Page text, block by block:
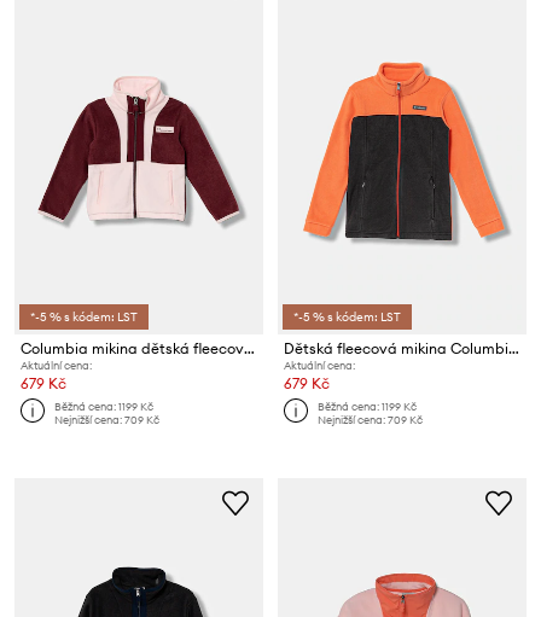
*-5 % s kódem: LST
Columbia mikina dětská fleecová Back Bowl
Aktuální cena:
679 Kč
Běžná cena:1199 Kč
Nejnižší cena:709 Kč
*-5 % s kódem: LST
Dětská fleecová mikina Columbia Steens Mt
Aktuální cena:
679 Kč
Běžná cena:1199 Kč
Nejnižší cena:709 Kč